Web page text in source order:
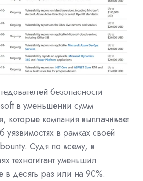
безопасности
в уменьшении сумм
которые компания выплачивает
уязвимостях в рамках своей
Судя по всему, в
техногигант уменьшил
в десять раз или на 90%.